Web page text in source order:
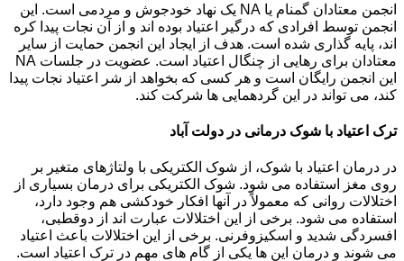
انجمن معتادان گمنام یا NA یک نهاد خودجوش و مردمی است. این
انجمن توسط افرادی که درگیر اعتیاد بوده اند و از آن نجات پیدا کره
اند، پایه گذاری شده است. هدف از ایجاد این انجمن حمایت از سایر
معتادان برای رهایی از چنگال اعتیاد است. عضویت در جلسات NA
این انجمن رایگان است و هر کسی که بخواهد از شر اعتیاد نجات پیدا
کند، می تواند در این گردهمایی ها شرکت کند.
ترک اعتیاد با شوک درمانی در دولت آباد
در درمان اعتیاد با شوک، از شوک الکتریکی با ولتاژهای متغیر بر
روی مغز استفاده می شود. شوک الکتریکی برای درمان بسیاری از
اختلالات روانی که معمولاً در آنها افکار خودکشی هم وجود دارد،
استفاده می شود. برخی از این اختلالات عبارت اند از دوقطبی،
افسردگی شدید و اسکیزوفرنی. برخی از این اختلالات باعث اعتیاد
می شوند و درمان این ها یکی از گام های مهم در ترک اعتیاد است.